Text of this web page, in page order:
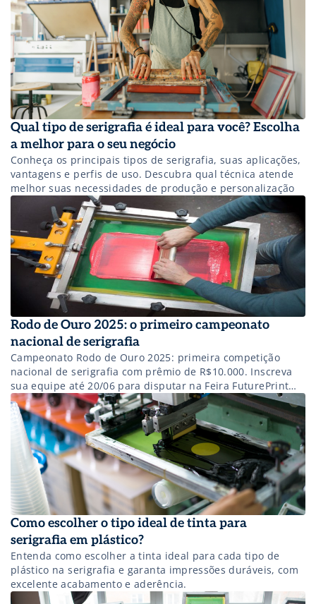
Qual tipo de serigrafia é ideal para você? Escolha
a melhor para o seu negócio
Conheça os principais tipos de serigrafia, suas aplicações,
vantagens e perfis de uso. Descubra qual técnica atende
melhor suas necessidades de produção e personalização
Rodo de Ouro 2025: o primeiro campeonato
nacional de serigrafia
Campeonato Rodo de Ouro 2025: primeira competição
nacional de serigrafia com prêmio de R$10.000. Inscreva
sua equipe até 20/06 para disputar na Feira FuturePrint
em São Paulo.
Como escolher o tipo ideal de tinta para
serigrafia em plástico?
Entenda como escolher a tinta ideal para cada tipo de
plástico na serigrafia e garanta impressões duráveis, com
excelente acabamento e aderência.